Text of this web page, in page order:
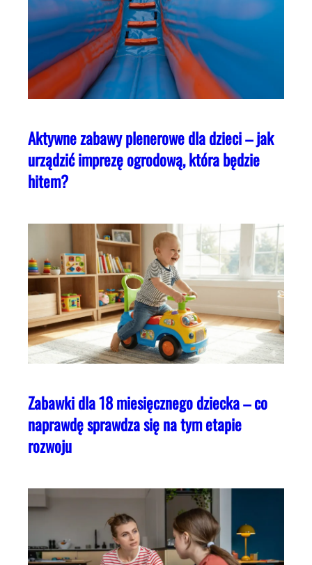
Aktywne zabawy plenerowe dla dzieci – jak
urządzić imprezę ogrodową, która będzie
hitem?
Zabawki dla 18 miesięcznego dziecka – co
naprawdę sprawdza się na tym etapie
rozwoju